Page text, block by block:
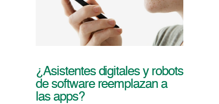
¿Asistentes digitales y robots
de software reemplazan a
las apps?